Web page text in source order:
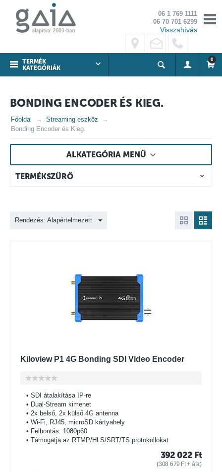
06 1 769 1111
06 70 701 6299
Visszahívás
TERMÉK
KATEGÓRIÁK
0
BONDING ENCODER ÉS KIEG.
Főoldal
Streaming eszköz
Bonding Encoder és Kieg.
ALKATEGÓRIA MENÜ
TERMÉKSZŰRŐ
Rendezés: Alapértelmezett
Kiloview P1 4G Bonding SDI Video Encoder
• SDI átalakítása IP-re
• Dual-Stream kimenet
• 2x belső, 2x külső 4G antenna
• Wi-Fi, RJ45, microSD kártyahely
• Felbontás: 1080p60
• Támogatja az RTMP/HLS/SRT/TS protokollokat
392 022 Ft
(308 679 Ft+ áfa)